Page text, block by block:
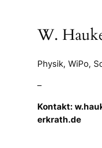
W.
Physik, WiPo,
–
Kontakt:
erkrath.de